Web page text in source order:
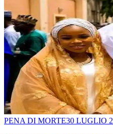
PENA DI MORTE30 LUGLIO